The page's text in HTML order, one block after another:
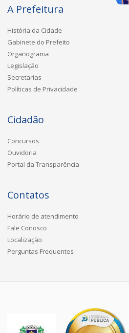
A Prefeitura
História da Cidade
Gabinete do Prefeito
Organograma
Legislação
Secretarias
Políticas de Privacidade
Cidadão
Concursos
Ouvidoria
Portal da Transparência
Contatos
Horário de atendimento
Fale Conosco
Localização
Perguntas Frequentes